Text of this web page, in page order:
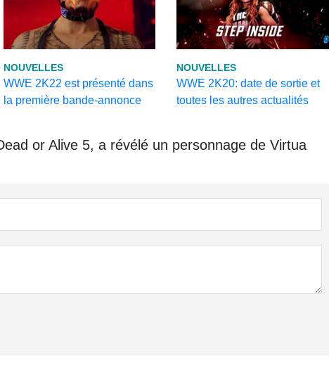
NOUVELLES
WWE 2K22 est présenté dans
la première bande-annonce
NOUVELLES
WWE 2K20: date de sortie et
toutes les autres actualités
or Alive 5, a révélé un personnage de Virtua